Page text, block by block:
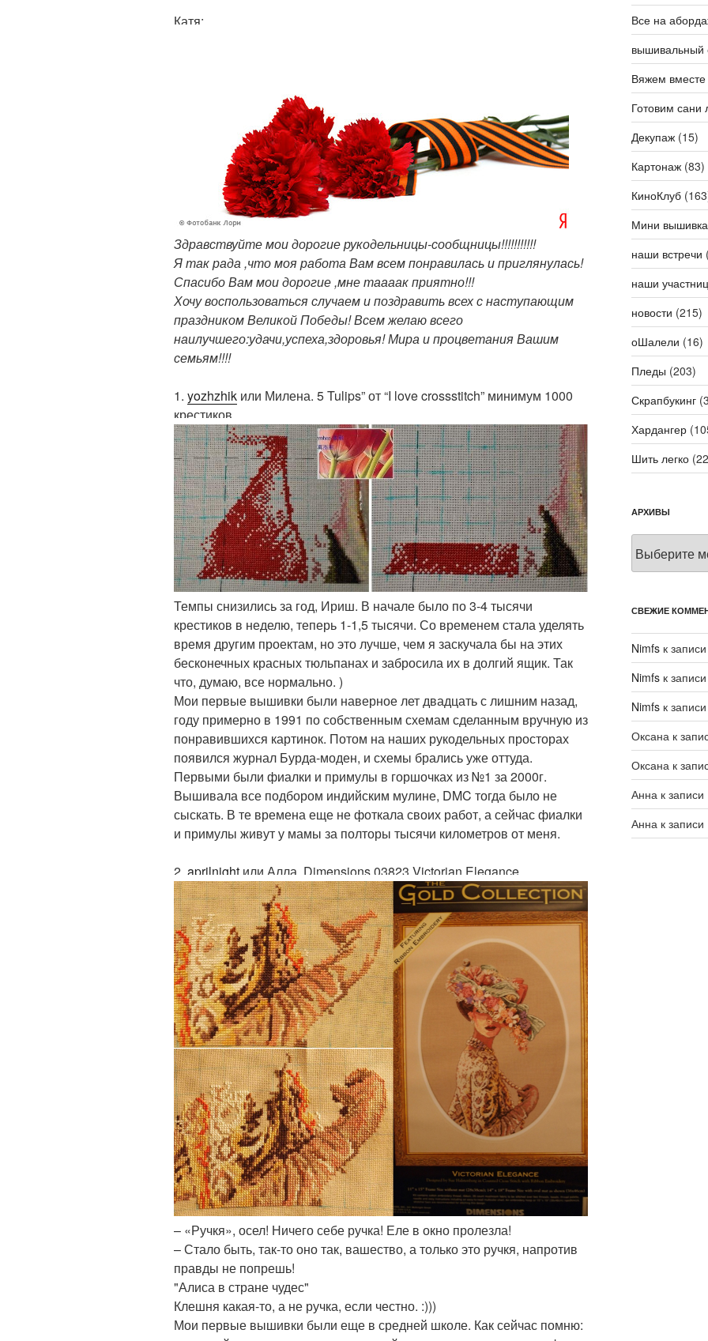
Катя:
Здравствуйте мои дорогие рукодельницы-сообщницы!!!!!!!!!!!
Я так рада ,что моя работа Вам всем понравилась и приглянулась!
Спасибо Вам мои дорогие ,мне таааак приятно!!!
Хочу воспользоваться случаем и поздравить всех с наступающим
праздником Великой Победы! Всем желаю всего
наилучшего:удачи,успеха,здоровья! Мира и процветания Вашим
семьям!!!!
1. yozhzhik или Милена. 5 Tulips” от “I love crossstitch” минимум 1000
крестиков.
Темпы снизились за год, Ириш. В начале было по 3-4 тысячи
крестиков в неделю, теперь 1-1,5 тысячи. Со временем стала уделять
время другим проектам, но это лучше, чем я заскучала бы на этих
бесконечных красных тюльпанах и забросила их в долгий ящик. Так
что, думаю, все нормально. )
Мои первые вышивки были наверное лет двадцать с лишним назад,
году примерно в 1991 по собственным схемам сделанным вручную из
понравившихся картинок. Потом на наших рукодельных просторах
появился журнал Бурда-моден, и схемы брались уже оттуда.
Первыми были фиалки и примулы в горшочках из №1 за 2000г.
Вышивала все подбором индийским мулине, DMC тогда было не
сыскать. В те времена еще не фоткала своих работ, а сейчас фиалки
и примулы живут у мамы за полторы тысячи километров от меня.
2. aprilnight или Алла. Dimensions 03823 Victorian Elegance.
– «Ручкя», осел! Ничего себе ручка! Еле в окно пролезла!
– Стало быть, так-то оно так, вашество, а только это ручкя, напротив
правды не попрешь!
"Алиса в стране чудес"
Клешня какая-то, а не ручка, если честно. :)))
Мои первые вышивки были еще в средней школе. Как сейчас помню:
Все на
вышивальный
Вяжем вместе
Готовим сани
Декупаж(15)
Картонаж(83)
КиноКлуб
Мини вышивка
наши встречи
наши
новости (215)
оШалели (16)
Пледы (203)
Скрапбукинг
Хардангер
Шить легко
АРХИВЫ
СВЕЖИЕ
Nimfsк
Nimfsк
Nimfsк
Оксанак
Оксанак
Аннак записи
Аннак записи